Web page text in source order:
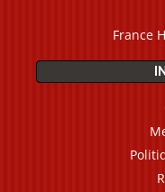
France